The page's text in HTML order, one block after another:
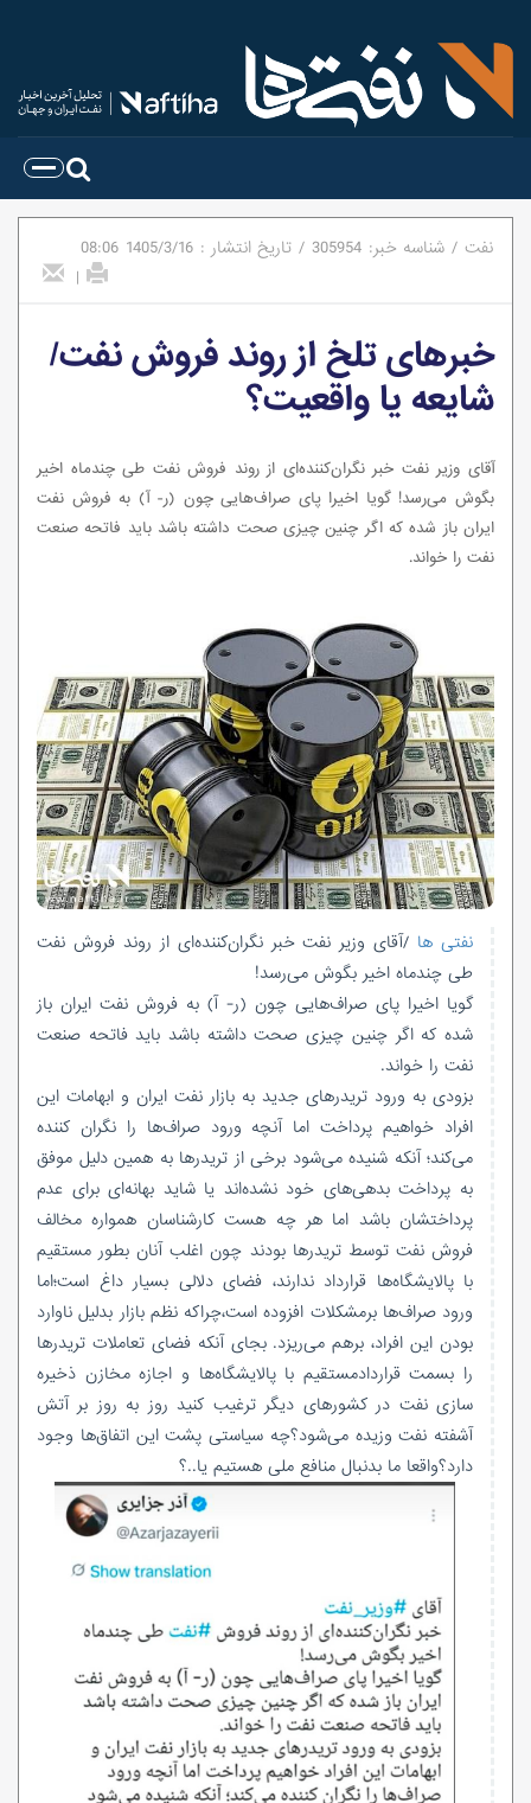
نفت / شناسه خبر: 305954
/ تاریخ انتشار : 1405/3/16
08:06
|
خبرهای تلخ از روند فروش نفت/
شایعه یا واقعیت؟
آقای وزیر نفت خبر نگران‌کننده‌ای از روند فروش نفت طی چندماه اخیر
بگوش می‌رسد! گویا اخیرا پای صراف‌هایی چون (ر- آ) به فروش نفت
ایران باز شده که اگر چنین چیزی صحت داشته باشد باید فاتحه صنعت
نفت را خواند.
نفتی ها /آقای وزیر نفت خبر نگران‌کننده‌ای از روند فروش نفت
طی چندماه اخیر بگوش می‌رسد!
گویا اخیرا پای صراف‌هایی چون (ر- آ) به فروش نفت ایران باز
شده که اگر چنین چیزی صحت داشته باشد باید فاتحه صنعت
نفت را خواند.
بزودی به ورود تریدرهای جدید به بازار نفت ایران و ابهامات این
افراد خواهیم پرداخت اما آنچه ورود صراف‌ها را نگران کننده
می‌کند؛ آنکه شنیده می‌شود برخی از تریدرها به همین دلیل موفق
به پرداخت بدهی‌های خود نشده‌اند یا شاید بهانه‌ای برای عدم
پرداختشان باشد اما هر چه هست کارشناسان همواره مخالف
فروش نفت توسط تریدرها بودند چون اغلب آنان بطور مستقیم
با پالایشگاه‌ها قرارداد ندارند، فضای دلالی بسیار داغ است؛اما
ورود صراف‌ها برمشکلات افزوده است،چراکه نظم بازار بدلیل ناوارد
بودن این افراد، برهم می‌ریزد. بجای آنکه فضای تعاملات تریدرها
را بسمت قراردادمستقیم با پالایشگاه‌ها و اجازه مخازن ذخیره
سازی نفت در کشورهای دیگر ترغیب کنید روز به روز بر آتش
آشفته‌ نفت وزیده می‌شود؟چه سیاستی پشت این اتفاق‌ها وجود
دارد؟واقعا ما بدنبال منافع ملی هستیم یا..؟